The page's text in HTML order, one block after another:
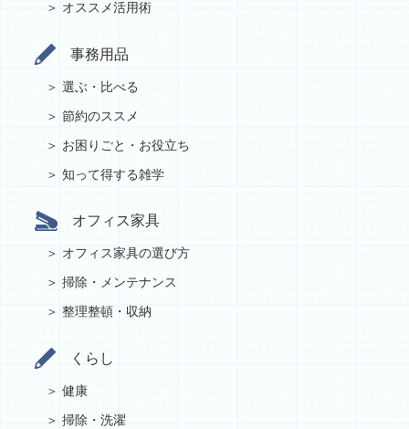
オススメ活用術
事務用品
選ぶ・比べる
節約のススメ
お困りごと・お役立ち
知って得する雑学
オフィス家具
オフィス家具の選び方
掃除・メンテナンス
整理整頓・収納
くらし
健康
掃除・洗濯